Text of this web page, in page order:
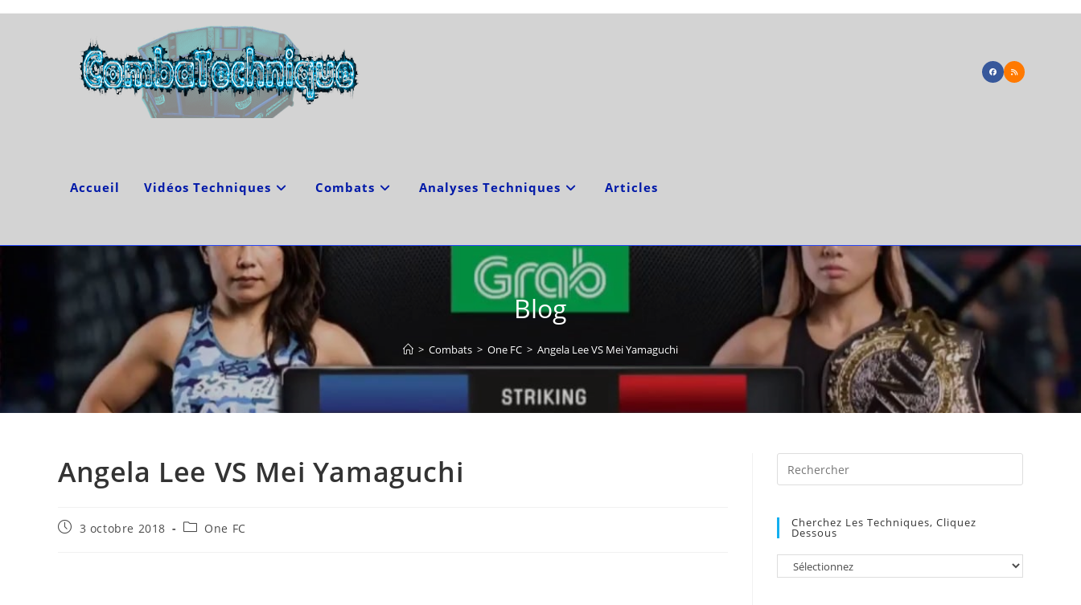
Accueil Vidéos Techniques Combats Analyses Techniques Articles
Blog
> Combats > One FC > Angela Lee VS Mei Yamaguchi
Angela Lee VS Mei Yamaguchi
Publication
3 octobre 2018
PostOne FC
Escape
panel.
Cherchez Les Techniques, Cliquez
Dessous